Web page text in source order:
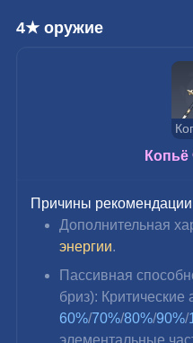
4★ оружие
Причины
Дополнительная
энергии.
Пассивная
бриз): Критические
60%/70%/80%/90%/
элементальные